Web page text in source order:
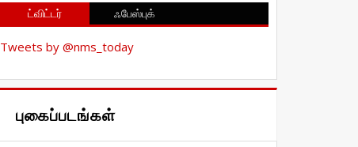
ட்விட்டர் ஃபேஸ்புக்
Tweets by @nms_today
புகைப்படங்கள்